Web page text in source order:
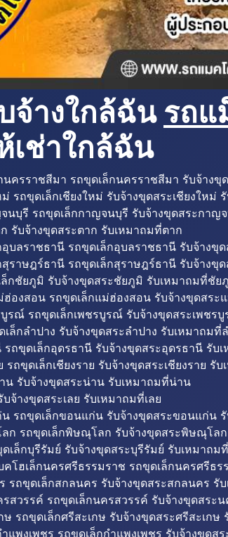
จ้างใกล้ฉัน รถแ
เช่าใกล้ฉัน
ครราชสีมา รถขุดเล็กนครราชสีมา รับจ้าง
รถขุดเล็กเชียงใหม่ รับจ้างขุดสระเชียงใหม่
บุรี รถขุดเล็กกาญจนบุรี รับจ้างขุดสระกาญ
รับจ้างขุดสระตาก รับเหมาถมที่ตาก
บลราชธานี รถขุดเล็กอุบลราชธานี รับจ้าง
ราษฎร์ธานี รถขุดเล็กสุราษฎร์ธานี รับจ้าง
กชัยภูมิ รับจ้างขุดสระชัยภูมิ รับเหมาถมที่ชัย
องสอน รถขุดเล็กแม่ฮ่องสอน รับจ้างขุดสร
รณ์ รถขุดเล็กเพชรบูรณ์ รับจ้างขุดสระเพชร
ล็กลำปาง รับจ้างขุดสระลำปาง รับเหมาถมที่
ถขุดเล็กอุดรธานี รับจ้างขุดสระอุดรธานี รับ
ถขุดเล็กเชียงราย รับจ้างขุดสระเชียงราย รับ
น รับจ้างขุดสระน่าน รับเหมาถมที่น่าน
จ้างขุดสระเลย รับเหมาถมที่เลย
รถขุดเล็กขอนแก่น รับจ้างขุดสระขอนแก่น
รถขุดเล็กพิษณุโลก รับจ้างขุดสระพิษณุโล
เล็กบุรีรัมย์ รับจ้างขุดสระบุรีรัมย์ รับเหมาถม
โฮเล็กนครศรีธรรมราช รถขุดเล็กนครศรีธ
ถขุดเล็กสกลนคร รับจ้างขุดสระสกลนคร รั
สวรรค์ รถขุดเล็กนครสวรรค์ รับจ้างขุดสระ
รถขุดเล็กศรีสะเกษ รับจ้างขุดสระศรีสะเกษ
พงเพชร รถขุดเล็กกำแพงเพชร รับจ้างขุดส